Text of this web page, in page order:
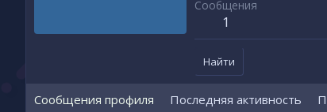
Сообщения
1
Найти
Сообщения профиля Последняя активность